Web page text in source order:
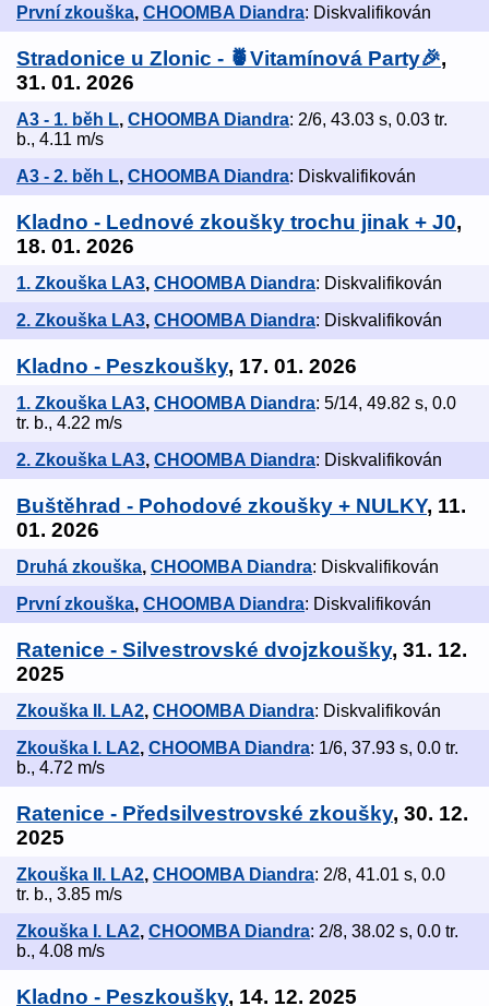
První zkouška, CHOOMBA Diandra: Diskvalifikován
Stradonice u Zlonic - 🍍Vitamínová Party🎉,
31. 01. 2026
A3 - 1. běh L, CHOOMBA Diandra: 2/6, 43.03 s, 0.03 tr.
b., 4.11 m/s
A3 - 2. běh L, CHOOMBA Diandra: Diskvalifikován
Kladno - Lednové zkoušky trochu jinak + J0,
18. 01. 2026
1. Zkouška LA3, CHOOMBA Diandra: Diskvalifikován
2. Zkouška LA3, CHOOMBA Diandra: Diskvalifikován
Kladno - Peszkoušky, 17. 01. 2026
1. Zkouška LA3, CHOOMBA Diandra: 5/14, 49.82 s, 0.0
tr. b., 4.22 m/s
2. Zkouška LA3, CHOOMBA Diandra: Diskvalifikován
Buštěhrad - Pohodové zkoušky + NULKY, 11.
01. 2026
Druhá zkouška, CHOOMBA Diandra: Diskvalifikován
První zkouška, CHOOMBA Diandra: Diskvalifikován
Ratenice - Silvestrovské dvojzkoušky, 31. 12.
2025
Zkouška II. LA2, CHOOMBA Diandra: Diskvalifikován
Zkouška I. LA2, CHOOMBA Diandra: 1/6, 37.93 s, 0.0 tr.
b., 4.72 m/s
Ratenice - Předsilvestrovské zkoušky, 30. 12.
2025
Zkouška II. LA2, CHOOMBA Diandra: 2/8, 41.01 s, 0.0
tr. b., 3.85 m/s
Zkouška I. LA2, CHOOMBA Diandra: 2/8, 38.02 s, 0.0 tr.
b., 4.08 m/s
Kladno - Peszkoušky, 14. 12. 2025